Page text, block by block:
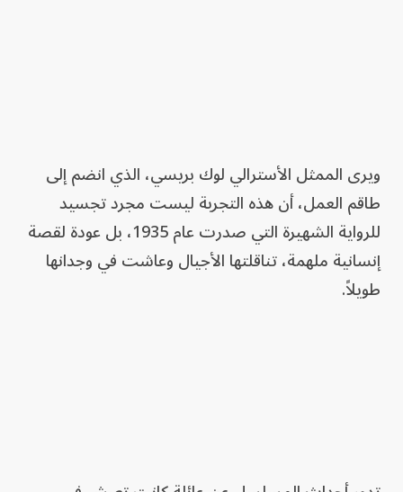
ويرى الممثل الأسترالي لوك بريسي، الذي انضم إلى
طاقم العمل، أن هذه التجربة ليست مجرد تجسيد
للرواية الشهيرة التي صدرت عام 1935، بل عودة لقصة
إنسانية ملهمة، تناقلتها الأجيال وعاشت في وجدانها
طويلاً.